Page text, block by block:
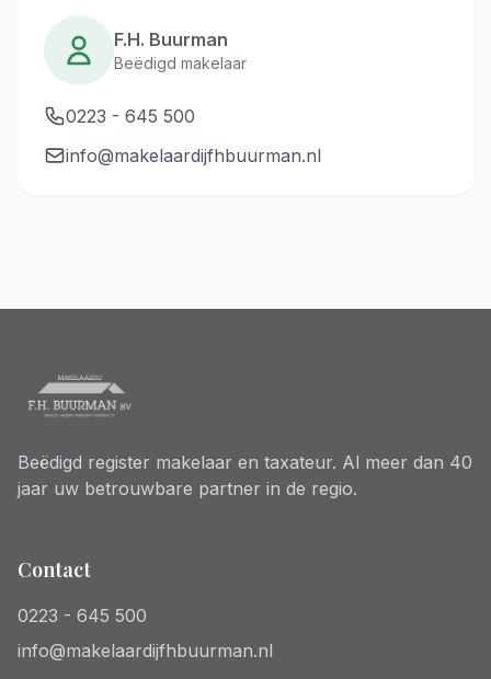
F.H. Buurman
Beëdigd makelaar
0223 - 645 500
info@makelaardijfhbuurman.nl
Beëdigd register makelaar en taxateur. Al meer dan 40
jaar uw betrouwbare partner in de regio.
Contact
0223 - 645 500
info@makelaardijfhbuurman.nl